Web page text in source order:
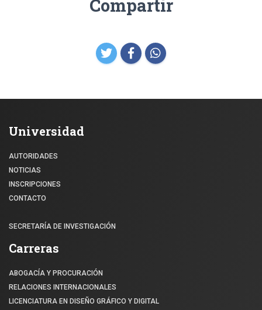
Compartir
Universidad
AUTORIDADES
NOTICIAS
INSCRIPCIONES
CONTACTO
SECRETARÍA DE INVESTIGACIÓN
Carreras
ABOGACÍA Y PROCURACIÓN
RELACIONES INTERNACIONALES
LICENCIATURA EN DISEÑO GRÁFICO Y DIGITAL